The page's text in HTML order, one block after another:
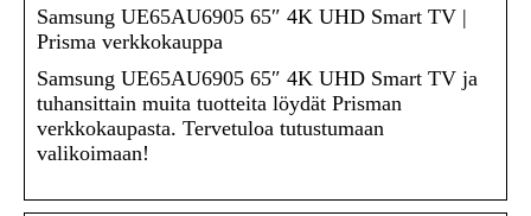
Samsung UE65AU6905 65″ 4K UHD Smart TV |
Prisma verkkokauppa
Samsung UE65AU6905 65″ 4K UHD Smart TV ja
tuhansittain muita tuotteita löydät Prisman
verkkokaupasta. Tervetuloa tutustumaan
valikoimaan!